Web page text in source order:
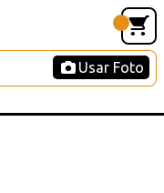
Usar Foto